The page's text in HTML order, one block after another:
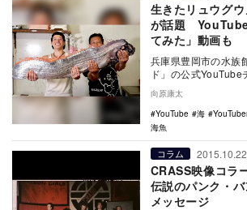
生きたリュウグ
が話題
てみた」動画も
兵庫県豊岡市の水族
ド」の公式
が公開…
向原康太
YouTube
海
海魚
コラム
CRASS映像コラ
伝説のパンク・
メッセージ